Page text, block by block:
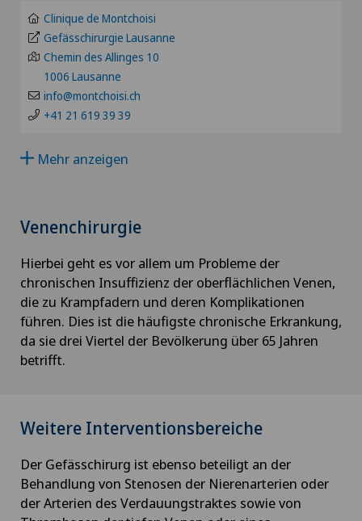
Alterssichtigkeit (Presbyopie)
Anästhesiologie
Angepasste körperliche Aktivität
Angiologie
Aortenchirurgie
Arthrose
Ästhetische und korrigierende Dermatologie
Augenchirurgie
Privatklinik Lindberg
Privatklinik Obach
Privatklinik Siloah
Schmerzklinik Basel
Spital Zofingen
FR
GE
TI
GR
VD
NE
Clinique de Montchoisi
Gefässchirurgie Lausanne
Chemin des Allinges 10
1006 Lausanne
info@montchoisi.ch
+41 21 619 39 39
Mehr anzeigen
Venenchirurgie
Hierbei geht es vor allem um Probleme der
chronischen Insuffizienz der oberflächlichen Venen,
die zu Krampfadern und deren Komplikationen
führen. Dies ist die häufigste chronische Erkrankung,
da sie drei Viertel der Bevölkerung über 65 Jahren
betrifft.
Weitere Interventionsbereiche
Der Gefässchirurg ist ebenso beteiligt an der
Behandlung von Stenosen der Nierenarterien oder
der Arterien des Verdauungstraktes sowie von